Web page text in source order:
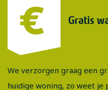
via Funda! Is er geen
Dat is geen probleem, bel
afspraak op een ander
Gratis
We verzorgen graag een
huidige woning, zo weet je